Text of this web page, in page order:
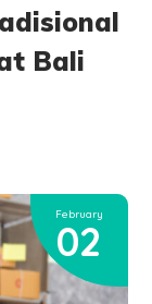
Bali
February
02